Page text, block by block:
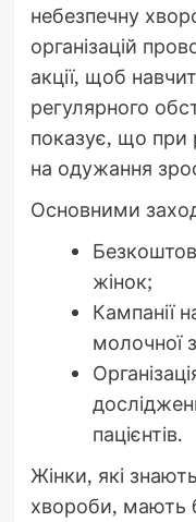
небезпечну
організацій
акції, щоб
регулярного
показує, що при
на одужання
Основними
жінок;
Кампанії
молочної
пацієнтів.
Жінки, які
хвороби, мають